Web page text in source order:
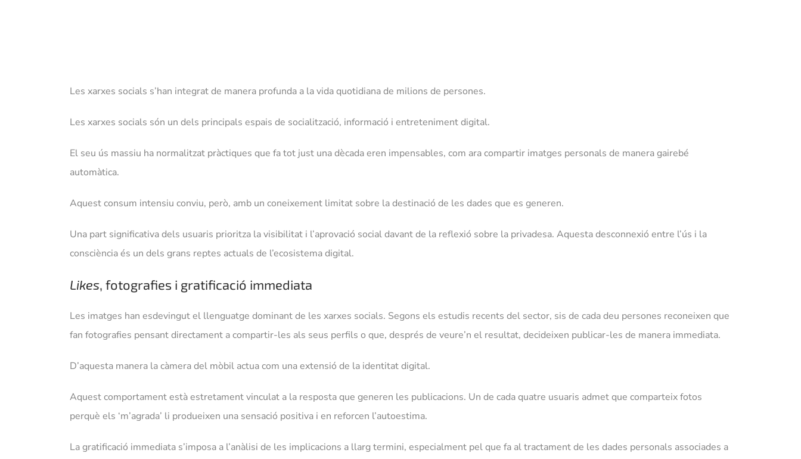
Les xarxes socials s’han integrat de manera profunda a la vida quotidiana de milions de persones.
Les xarxes socials són un dels principals espais de socialització, informació i entreteniment digital.
El seu ús massiu ha normalitzat pràctiques que fa tot just una dècada eren impensables, com ara compartir imatges personals de manera gairebé
automàtica.
Aquest consum intensiu conviu, però, amb un coneixement limitat sobre la destinació de les dades que es generen.
Una part significativa dels usuaris prioritza la visibilitat i l’aprovació social davant de la reflexió sobre la privadesa. Aquesta desconnexió entre l’ús i la
consciència és un dels grans reptes actuals de l’ecosistema digital.
Likes, fotografies i gratificació immediata
Les imatges han esdevingut el llenguatge dominant de les xarxes socials. Segons els estudis recents del sector, sis de cada deu persones reconeixen que
fan fotografies pensant directament a compartir-les als seus perfils o que, després de veure’n el resultat, decideixen publicar-les de manera immediata.
D’aquesta manera la càmera del mòbil actua com una extensió de la identitat digital.
Aquest comportament està estretament vinculat a la resposta que generen les publicacions. Un de cada quatre usuaris admet que comparteix fotos
perquè els ‘m’agrada’ li produeixen una sensació positiva i en reforcen l’autoestima.
La gratificació immediata s’imposa a l’anàlisi de les implicacions a llarg termini, especialment pel que fa al tractament de les dades personals associades a